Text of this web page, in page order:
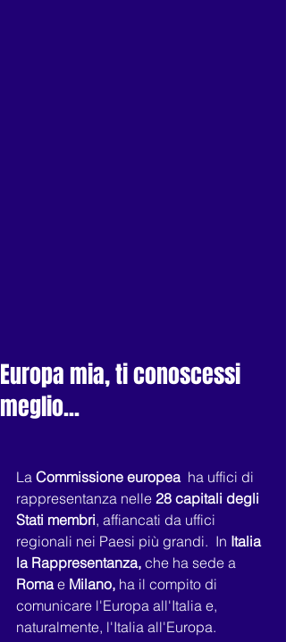
Europa mia, ti conoscessi
meglio...
La Commissione europea ha uffici di
rappresentanza nelle 28 capitali degli
Stati membri, affiancati da uffici
regionali nei Paesi più grandi.  In Italia
la Rappresentanza, che ha sede a
Roma e Milano, ha il compito di
comunicare l'Europa all'Italia e,
naturalmente, l'Italia all'Europa.